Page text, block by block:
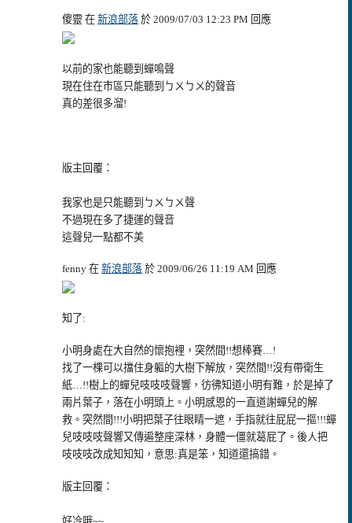
傻靈 在 新浪部落 於 2009/07/03 12:23 PM 回應
以前的家也能聽到蟬鳴聲
現在住在市區只能聽到ㄅㄨㄅㄨ的聲音
真的差很多溜!
版主回覆：
我家也是只能聽到ㄅㄨㄅㄨ聲
不過現在多了捷運的聲音
這聲兒一點都不美
fenny 在 新浪部落 於 2009/06/26 11:19 AM 回應
知了:
小明身處在大自然的懷抱裡，突然間!!想棒賽…!
找了一棵可以擋住身軀的大樹下解放，突然間!!沒有帶衛生
紙…!!樹上的蟬兒吱吱吱聲響，彷彿知道小明有難，於是掉了
兩片葉子，落在小明頭上。小明感恩的一直道謝蟬兒的解
救。突然間!!!小明把葉子往眼睛一遮，手指就往屁屁一摳!!!蟬
兒吱吱吱聲響又傳遍整座深林，身體一僵就葛屁了。後人把
吱吱吱改成知知知，意思:真是笨，知道還搞錯。
版主回覆：
好冷哦~~